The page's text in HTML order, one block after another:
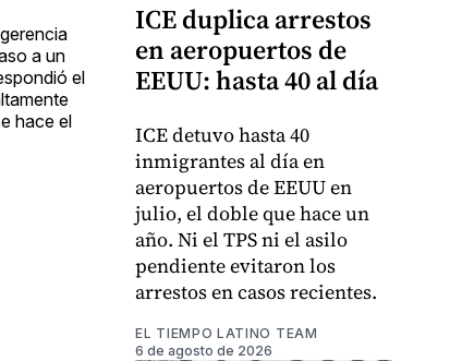
a un
el
hace el
ICE duplica arrestos
en aeropuertos de
EEUU: hasta 40 al día
ICE detuvo hasta 40
inmigrantes al día en
aeropuertos de EEUU en
julio, el doble que hace un
año. Ni el TPS ni el asilo
pendiente evitaron los
arrestos en casos recientes.
EL TIEMPO LATINO TEAM
6 de agosto de 2026